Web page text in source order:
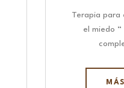
Terapia para
el miedo “